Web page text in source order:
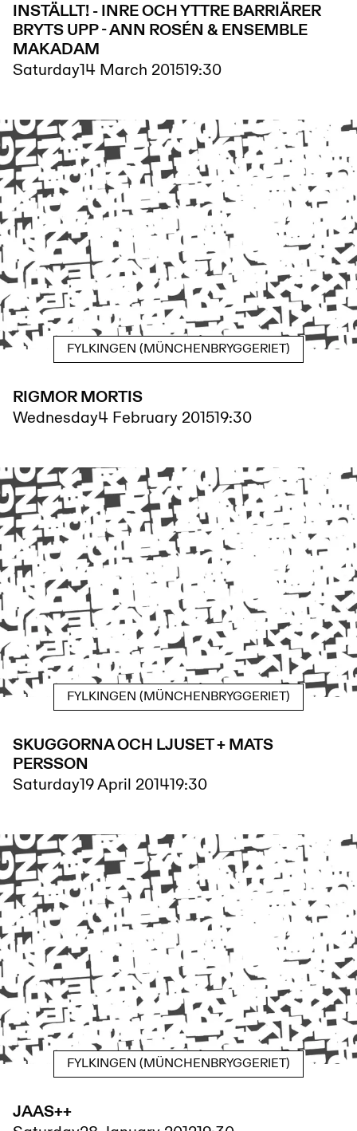
INSTÄLLT! - INRE OCH YTTRE BARRIÄRER
BRYTS UPP - ANN ROSÉN & ENSEMBLE
MAKADAM
Saturday14 March 201519:30
FYLKINGEN (MÜNCHENBRYGGERIET)
RIGMOR MORTIS
Wednesday4 February 201519:30
FYLKINGEN (MÜNCHENBRYGGERIET)
SKUGGORNA OCH LJUSET + MATS
PERSSON
Saturday19 April 201419:30
FYLKINGEN (MÜNCHENBRYGGERIET)
JAAS++